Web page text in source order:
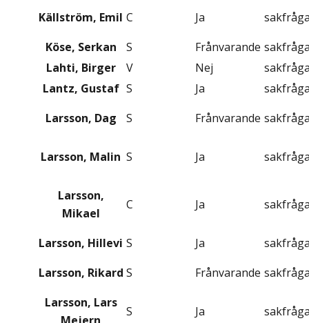
Källström, Emil C Ja
Köse, Serkan
S Frånvarande
Lahti, Birger
V Nej
Lantz, Gustaf S Ja
Larsson, Dag
S Frånvarande
Larsson, Malin S Ja
Larsson,
Mikael
C Ja
Larsson, Hillevi S Ja
Larsson, Rikard S Frånvarande
Larsson, Lars
S Ja